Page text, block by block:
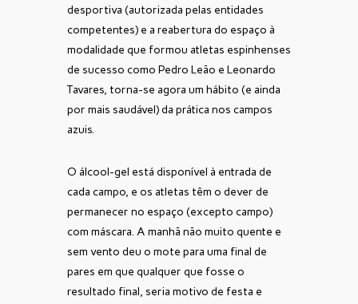
desportiva (autorizada pelas entidades
competentes) e a reabertura do espaço à
modalidade que formou atletas espinhenses
de sucesso como Pedro Leão e Leonardo
Tavares, torna-se agora um hábito (e ainda
por mais saudável) da prática nos campos
azuis.
O álcool-gel está disponível à entrada de
cada campo, e os atletas têm o dever de
permanecer no espaço (excepto campo)
com máscara. A manhã não muito quente e
sem vento deu o mote para uma final de
pares em que qualquer que fosse o
resultado final, seria motivo de festa e